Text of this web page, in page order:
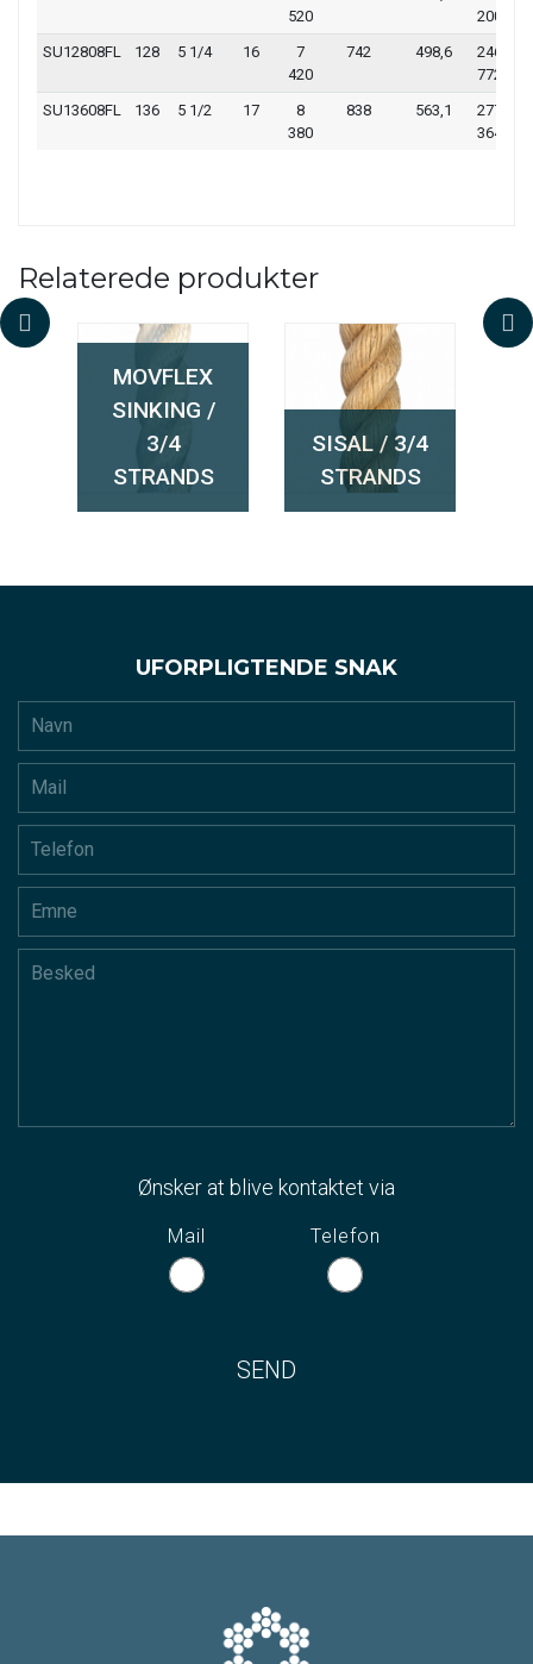
520
200
SU12808FL
128 5 1/4 16
7
420
742 498,6
246
772
SU13608FL
136 5 1/2 17
8
380
838 563,1
277
364
Relaterede produkter
MOVFLEX
SINKING /
3/4
STRANDS
SISAL / 3/4
STRANDS
UFORPLIGTENDE SNAK
Ønsker at blive kontaktet via
Mail Telefon